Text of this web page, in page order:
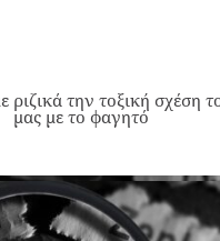
την τοξική σχέση
μας με το φαγητό